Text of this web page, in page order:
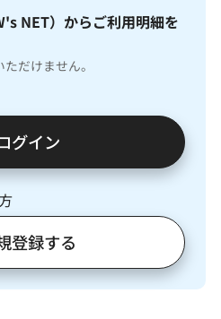
NET）からご利用明細を
だけません。
グイン
登録する